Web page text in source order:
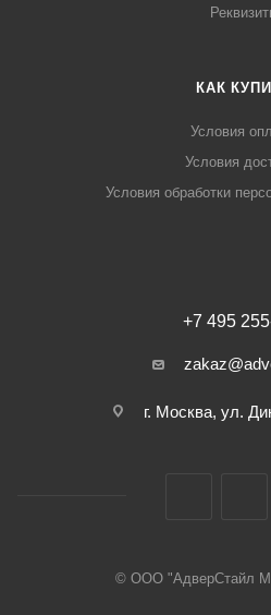
КАК
Условия
Условия
Условия обработки
+7 495
г. Москва, ул.
© ООО "АдверСтайл